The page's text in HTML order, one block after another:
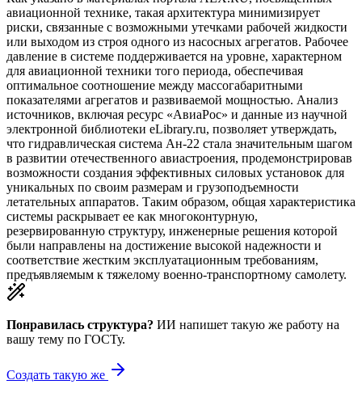
авиационной технике, такая архитектура минимизирует
риски, связанные с возможными утечками рабочей жидкости
или выходом из строя одного из насосных агрегатов. Рабочее
давление в системе поддерживается на уровне, характерном
для авиационной техники того периода, обеспечивая
оптимальное соотношение между массогабаритными
показателями агрегатов и развиваемой мощностью. Анализ
источников, включая ресурс «АвиаРос» и данные из научной
электронной библиотеки eLibrary.ru, позволяет утверждать,
что гидравлическая система Ан-22 стала значительным шагом
в развитии отечественного авиастроения, продемонстрировав
возможности создания эффективных силовых установок для
уникальных по своим размерам и грузоподъемности
летательных аппаратов. Таким образом, общая характеристика
системы раскрывает ее как многоконтурную,
резервированную структуру, инженерные решения которой
были направлены на достижение высокой надежности и
соответствие жестким эксплуатационным требованиям,
предъявляемым к тяжелому военно-транспортному самолету.
Понравилась структура? ИИ напишет такую же работу на
вашу тему по ГОСТу.
Создать такую же